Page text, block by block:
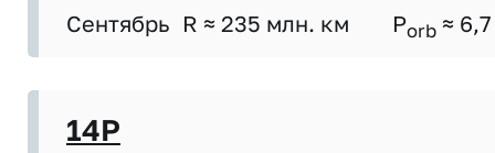
Сентябрь R ≈ 235 млн. км Porb ≈ 6,7
14P